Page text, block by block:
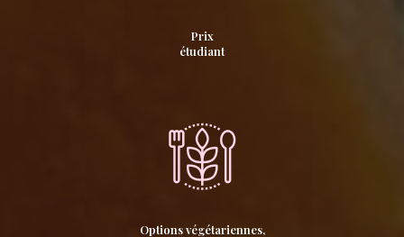
Prix
étudiant
Options végétariennes,